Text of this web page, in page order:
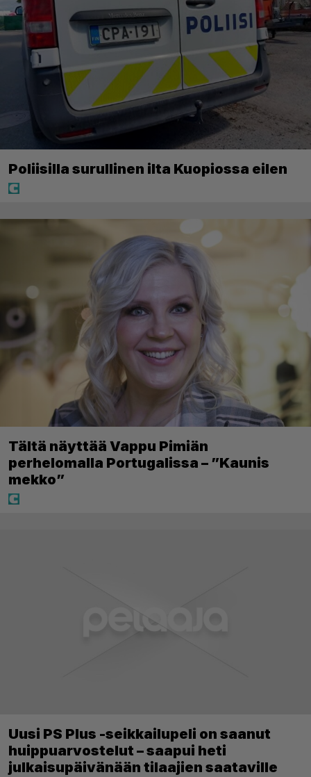
Poliisilla surullinen ilta Kuopiossa eilen
Tältä näyttää Vappu Pimiän
perhelomalla Portugalissa – ”Kaunis
mekko”
Uusi PS Plus -seikkailupeli on saanut
huippuarvostelut – saapui heti
julkaisupäivänään tilaajien saataville